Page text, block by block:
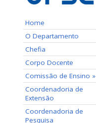
Home
O Departamento
Chefia
Corpo Docente
Comissão de Ensino »
Coordenadoria de
Extensão
Coordenadoria de
Pesquisa